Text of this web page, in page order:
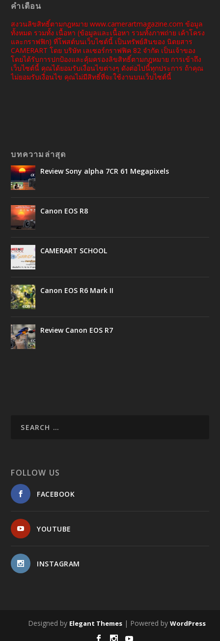
คำเตือน
สงวนลิขสิทธิ์ตามกฎหมาย www.camerartmagazine.com ข้อมูล
ทั้งหมด รวมทั้ง เนื้อหา (ข้อมูลและเนื้อหา รวมทั้งภาพถ่าย เค้าโครง
และกราฟฟิก) ที่โพสต์บนเว็บไซต์นี้ เป็นทรัพย์สินของ นิตยสาร
CAMERART โดย บริษัท เลเซอร์กราฟฟิค 82 จำกัด เป็นเจ้าของ
โดยได้รับการปกป้องและคุ้มครองลิขสิทธิ์ตามกฎหมาย การเข้าถึง
เว็บไซต์นี้ คุณได้ยอมรับเงื่อนไขต่างๆ ดังต่อไปนี้ทุกประการ ถ้าคุณ
ไม่ยอมรับเงื่อนไข คุณไม่มีสิทธิ์ที่จะใช้งานบนเว็บไซต์นี้
บทความล่าสุด
Review Sony alpha 7CR 61 Megapixels
Canon EOS R8
CAMERART SCHOOL
Canon EOS R6 Mark II
Review Canon EOS R7
FOLLOW US
FACEBOOK
YOUTUBE
INSTAGRAM
Designed by Elegant Themes | Powered by WordPress